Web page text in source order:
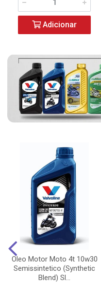
Adicionar
Oleo Motor Moto 4t 10w30
Semissintetico (Synthetic
Blend) Sl...